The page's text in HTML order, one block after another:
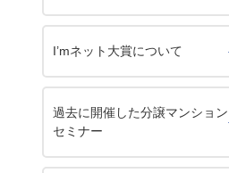
I’mネット大賞について
過去に開催した分譲マンション
セミナー